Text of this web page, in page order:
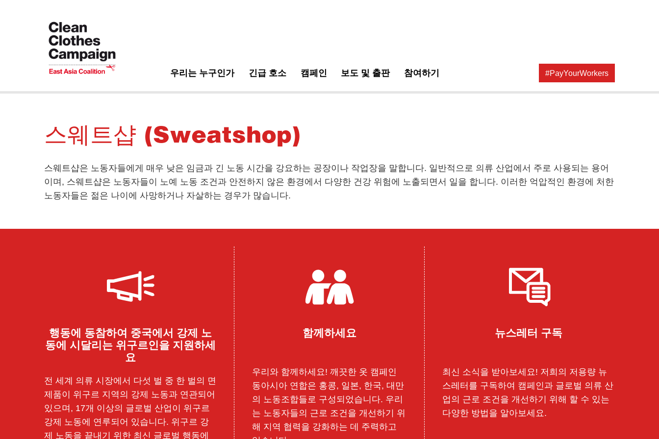
Main navigation
우리는 누구인가 긴급 호소 캠페인 보도 및 출판 참여하기 #PayYourWorkers
스웨트샵 (Sweatshop)
스웨트샵은 노동자들에게 매우 낮은 임금과 긴 노동 시간을 강요하는 공장이나 작업장을 말합니다. 일반적으로 의류 산업에서 주로 사용되는 용어
이며, 스웨트샵은 노동자들이 노예 노동 조건과 안전하지 않은 환경에서 다양한 건강 위험에 노출되면서 일을 합니다. 이러한 억압적인 환경에 처한
노동자들은 젊은 나이에 사망하거나 자살하는 경우가 많습니다.
행동에 동참하여 중국에서 강제 노
동에 시달리는 위구르인을 지원하세
요
전 세계 의류 시장에서 다섯 벌 중 한 벌의 면
제품이 위구르 지역의 강제 노동과 연관되어
있으며, 17개 이상의 글로벌 산업이 위구르
강제 노동에 연루되어 있습니다. 위구르 강
제 노동을 끝내기 위한 최신 글로벌 행동에
함께하세요
우리와 함께하세요! 깨끗한 옷 캠페인
동아시아 연합은 홍콩, 일본, 한국, 대만
의 노동조합들로 구성되었습니다. 우리
는 노동자들의 근로 조건을 개선하기 위
해 지역 협력을 강화하는 데 주력하고
뉴스레터 구독
최신 소식을 받아보세요! 저희의 저용량 뉴
스레터를 구독하여 캠페인과 글로벌 의류 산
업의 근로 조건을 개선하기 위해 할 수 있는
다양한 방법을 알아보세요.